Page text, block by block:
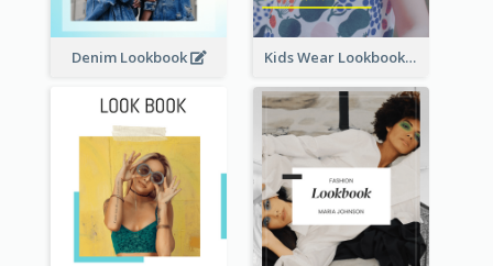
Denim Lookbook Kids Wear Lookbook